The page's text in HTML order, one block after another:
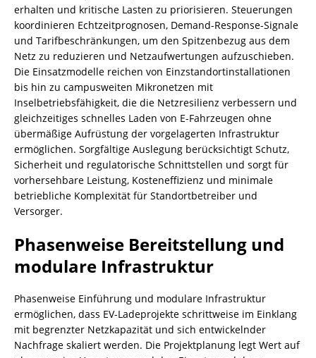
erhalten und kritische Lasten zu priorisieren. Steuerungen
koordinieren Echtzeitprognosen, Demand-Response-Signale
und Tarifbeschränkungen, um den Spitzenbezug aus dem
Netz zu reduzieren und Netzaufwertungen aufzuschieben.
Die Einsatzmodelle reichen von Einzstandortinstallationen
bis hin zu campusweiten Mikronetzen mit
Inselbetriebsfähigkeit, die die Netzresilienz verbessern und
gleichzeitiges schnelles Laden von E-Fahrzeugen ohne
übermäßige Aufrüstung der vorgelagerten Infrastruktur
ermöglichen. Sorgfältige Auslegung berücksichtigt Schutz,
Sicherheit und regulatorische Schnittstellen und sorgt für
vorhersehbare Leistung, Kosteneffizienz und minimale
betriebliche Komplexität für Standortbetreiber und
Versorger.
Phasenweise Bereitstellung und
modulare Infrastruktur
Phasenweise Einführung und modulare Infrastruktur
ermöglichen, dass EV-Ladeprojekte schrittweise im Einklang
mit begrenzter Netzkapazität und sich entwickelnder
Nachfrage skaliert werden. Die Projektplanung legt Wert auf